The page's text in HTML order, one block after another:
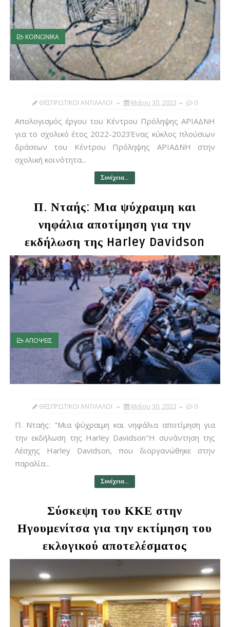
ΚΟΙΝΩΝΙΚΑ
ΘΕΣΠΡΩΤΙΚΟΙ ΑΝΤΙΛΑΛΟΙ Μαΐου 30, 2023 0
Απολογισμός έργου του Κέντρου Πρόληψης ΑΡΙΑΔΝΗ
για το σχολικό έτος 2022-2023Ένας κύκλος πλούσιων
δράσεων του Κέντρου Πρόληψης ΑΡΙΑΔΝΗ στην
σχολική κοινότητα...
Συνέχεια...
Π. Νταής: Μια ψύχραιμη και
νηφάλια αποτίμηση για την
εκδήλωση της Harley Davidson
ΑΠΟΨΕΙΣ
ΘΕΣΠΡΩΤΙΚΟΙ ΑΝΤΙΛΑΛΟΙ Μαΐου 30, 2023 0
Π. Νταής: "Μια ψύχραιμη και νηφάλια αποτίμηση για
την εκδήλωση της Harley Davidson"Η συνάντηση της
Λέσχης Harley Davidson, που διοργανώθηκε στην
παραλία...
Συνέχεια...
Σύσκεψη του ΚΚΕ στην
Ηγουμενίτσα για την εκτίμηση του
εκλογικού αποτελέσματος